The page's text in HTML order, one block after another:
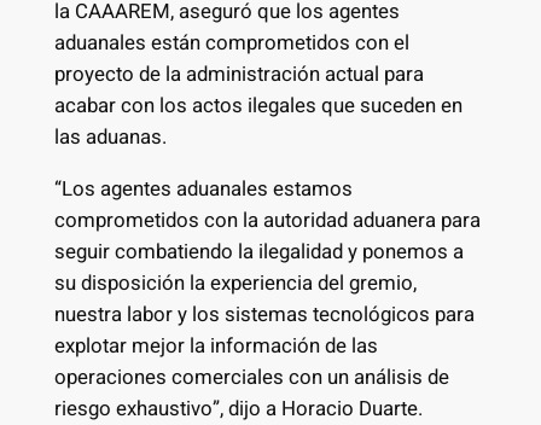
la CAAAREM, aseguró que los agentes
aduanales están comprometidos con el
proyecto de la administración actual para
acabar con los actos ilegales que suceden en
las aduanas.
“Los agentes aduanales estamos
comprometidos con la autoridad aduanera para
seguir combatiendo la ilegalidad y ponemos a
su disposición la experiencia del gremio,
nuestra labor y los sistemas tecnológicos para
explotar mejor la información de las
operaciones comerciales con un análisis de
riesgo exhaustivo”, dijo a Horacio Duarte.